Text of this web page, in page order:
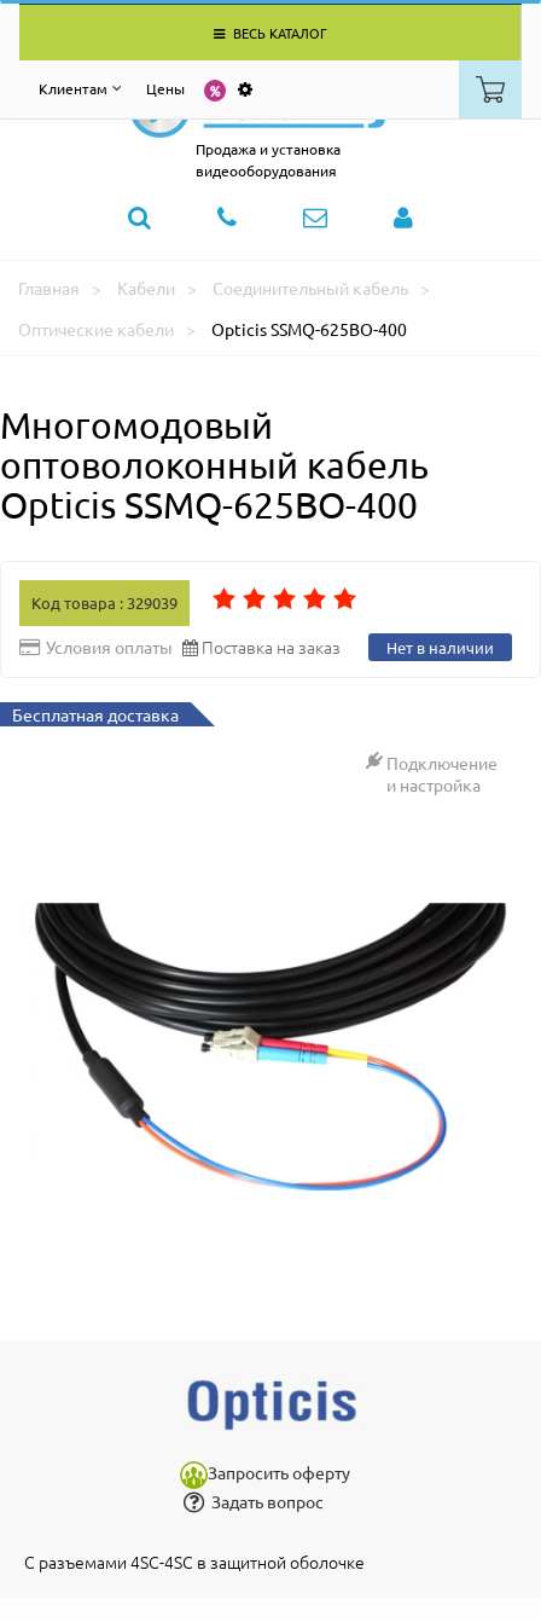
ВЕСЬ КАТАЛОГ
Клиентам Цены
Продажа и установка
видеооборудования
Главная Кабели
Соединительный кабель
Оптические кабели
Opticis SSMQ-625BO-400
Многомодовый
оптоволоконный кабель
Opticis SSMQ-625BO-400
Код товара : 329039
Условия оплаты Поставка на заказ Нет в наличии
Бесплатная доставка
Подключение
и настройка
Запросить оферту
Задать вопрос
С разъемами 4SC-4SC в защитной оболочке